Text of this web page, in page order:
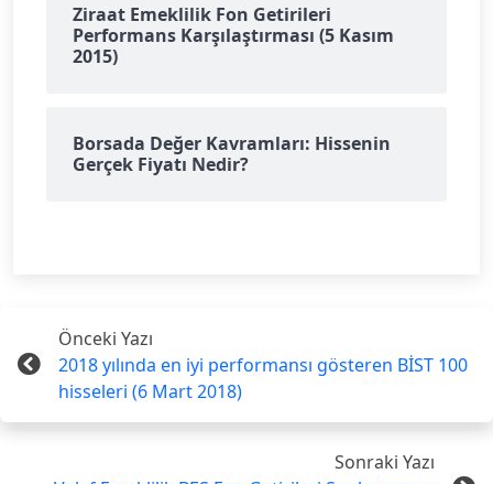
Ziraat Emeklilik Fon Getirileri
Performans Karşılaştırması (5 Kasım
2015)
Borsada Değer Kavramları: Hissenin
Gerçek Fiyatı Nedir?
Önceki Yazı
2018 yılında en iyi performansı gösteren BİST 100
hisseleri (6 Mart 2018)
Sonraki Yazı